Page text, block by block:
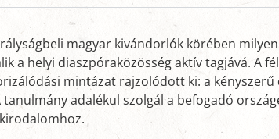
magyar kivándorlók körében
a helyi diaszpóraközösség aktív tagjává. A
mintázat rajzolódott ki: a
adalékul szolgál a befogadó